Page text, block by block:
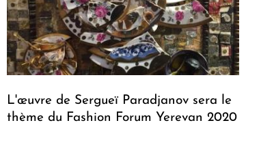
L'œuvre de Sergueï Paradjanov sera le
thème du Fashion Forum Yerevan 2020